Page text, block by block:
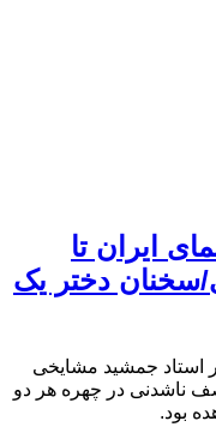
ایران تا
سخنان دختر یک
استاد جمشید مشایخی
ناشدنی در چهره هر دو
بود.